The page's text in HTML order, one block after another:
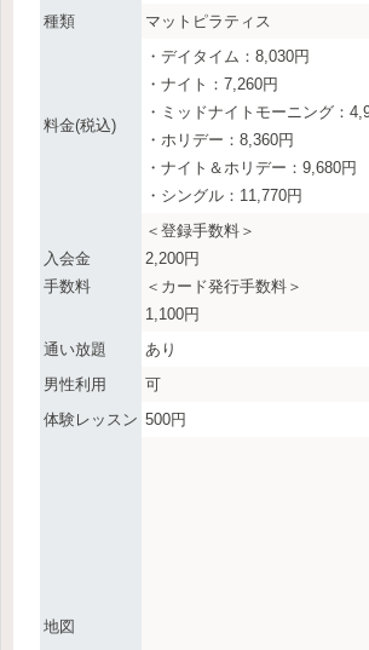
種類
マットピラティス
料金(税込)
・デイタイム：8,030円
・ナイト：7,260円
・ミッドナイトモーニング：
・ホリデー：8,360円
・ナイト＆ホリデー：9,680円
・シングル：11,770円
入会金
手数料
＜登録手数料＞
2,200円
＜カード発行手数料＞
1,100円
通い放題
あり
男性利用
可
体験レッスン 500円
地図